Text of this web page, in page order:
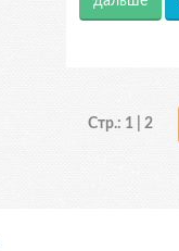
Стр.: 1 | 2